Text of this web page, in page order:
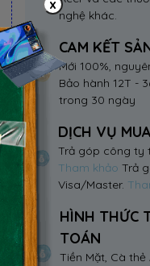
nghệ khác.
CAM KẾT
Mới 100%,
Bảo hành 12T -
trong 30 ngày
DỊCH VỤ
Trả góp công ty
Tham khảoTrả
Visa/Master.
HÌNH THỨC
TOÁN
Tiền Mặt, Cà thẻ
x